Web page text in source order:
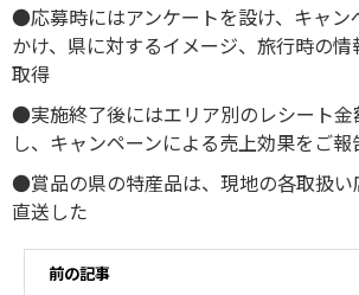
●応募時にはアンケートを設け、キャン
かけ、県に対するイメージ、旅行時の
取得
●実施終了後にはエリア別のレシート金
し、キャンペーンによる売上効果をご報
●賞品の県の特産品は、現地の各取扱い
直送した
前の記事